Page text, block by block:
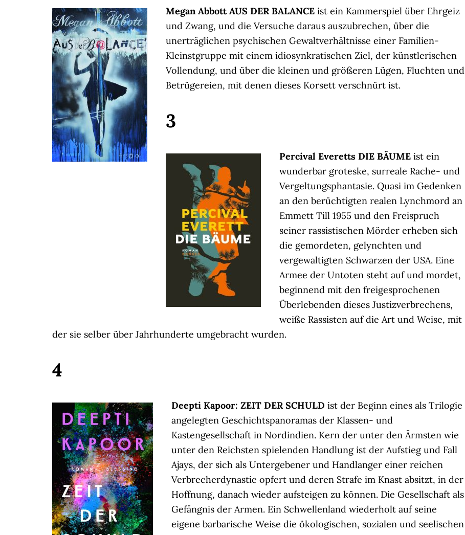
Megan Abbott AUS DER BALANCE ist ein Kammerspiel über Ehrgeiz
und Zwang, und die Versuche daraus auszubrechen, über die
unerträglichen psychischen Gewaltverhältnisse einer Familien-
Kleinstgruppe mit einem idiosynkratischen Ziel, der künstlerischen
Vollendung, und über die kleinen und größeren Lügen, Fluchten und
Betrügereien, mit denen dieses Korsett verschnürt ist.
3
Percival Everetts DIE BÄUME ist ein
wunderbar groteske, surreale Rache- und
Vergeltungsphantasie. Quasi im Gedenken
an den berüchtigten realen Lynchmord an
Emmett Till 1955 und den Freispruch
seiner rassistischen Mörder erheben sich
die gemordeten, gelynchten und
vergewaltigten Schwarzen der USA. Eine
Armee der Untoten steht auf und mordet,
beginnend mit den freigesprochenen
Überlebenden dieses Justizverbrechens,
weiße Rassisten auf die Art und Weise, mit
der sie selber über Jahrhunderte umgebracht wurden.
4
Deepti Kapoor: ZEIT DER SCHULD ist der Beginn eines als Trilogie
angelegten Geschichtspanoramas der Klassen- und
Kastengesellschaft in Nordindien. Kern der unter den Ärmsten wie
unter den Reichsten spielenden Handlung ist der Aufstieg und Fall
Ajays, der sich als Untergebener und Handlanger einer reichen
Verbrecherdynastie opfert und deren Strafe im Knast absitzt, in der
Hoffnung, danach wieder aufsteigen zu können. Die Gesellschaft als
Gefängnis der Armen. Ein Schwellenland wiederholt auf seine
eigene barbarische Weise die ökologischen, sozialen und seelischen